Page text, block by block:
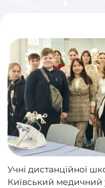
Учні дистанційної
Київський медичний